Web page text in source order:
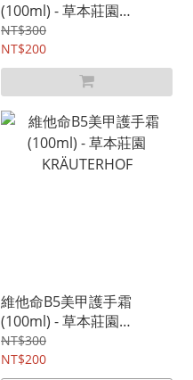
(100ml) - 草本莊園
KRÄUTERHOF
NT$300
NT$200
維他命B5美甲護手霜
(100ml) - 草本莊園
KRÄUTERHOF
NT$300
NT$200